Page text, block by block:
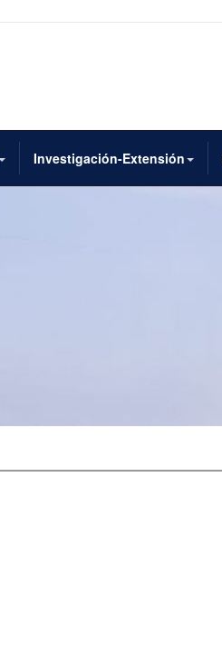
Investigación-Extensión